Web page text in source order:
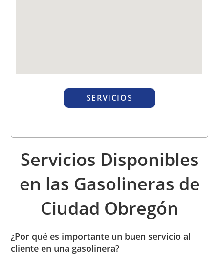
SERVICIOS
Servicios Disponibles
en las Gasolineras de
Ciudad Obregón
¿Por qué es importante un buen servicio al
cliente en una gasolinera?